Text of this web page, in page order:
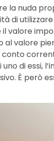
la nuda
di
valore
valore
di essi,
È però